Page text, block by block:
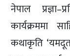
नेपाल
कार्यक्रममा
कथाकृति